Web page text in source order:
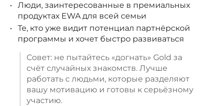
Люди, заинтересованные в премиальных
продуктах EWA для всей семьи
Те, кто уже видит потенциал партнёрской
программы и хочет быстро развиваться
Совет: не пытайтесь «догнать» Gold за
счёт случайных знакомств. Лучше
работать с людьми, которые разделяют
вашу мотивацию и готовы к серьёзному
участию.